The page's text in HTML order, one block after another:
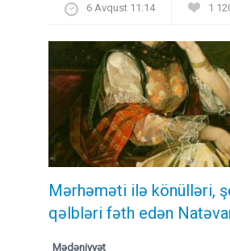
6 Avqust 11:14 1
Mərhəməti ilə könülləri,
qəlbləri fəth edən
Mədəniyyət